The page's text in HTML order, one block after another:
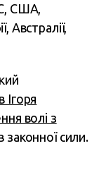
США,
Австралії,
Ігоря
волі з
законної сили.